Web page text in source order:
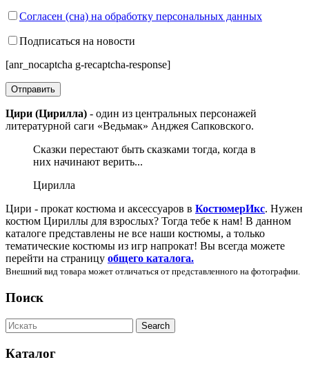
Согласен (сна) на обработку персональных данных
Подписаться на новости
[anr_nocaptcha g-recaptcha-response]
Цири (Цирилла) - один из центральных персонажей
литературной саги «Ведьмак» Анджея Сапковского.
Сказки перестают быть сказками тогда, когда в
них начинают верить...
Цирилла
Цири - прокат костюма и аксессуаров в КостюмерИкс. Нужен
костюм Цириллы для взрослых? Тогда тебе к нам! В данном
каталоге представлены не все наши костюмы, а только
тематические костюмы из игр напрокат! Вы всегда можете
перейти на страницу общего каталога.
Внешний вид товара может отличаться от представленного на фотографии.
Поиск
Каталог